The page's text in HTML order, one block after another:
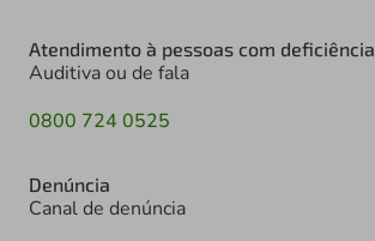
Atendimento à pessoas com deficiência
Auditiva ou de fala
0800 724 0525
Denúncia
Canal de denúncia